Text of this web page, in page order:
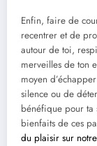
Enfin, faire de
recentrer et de
autour de toi,
merveilles de ton
moyen
silence ou de
bénéfique pour ta
bienfaits de ces
du plaisir sur